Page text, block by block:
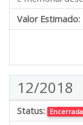
Valor Estimado:
12/2018
Status: Encerrada